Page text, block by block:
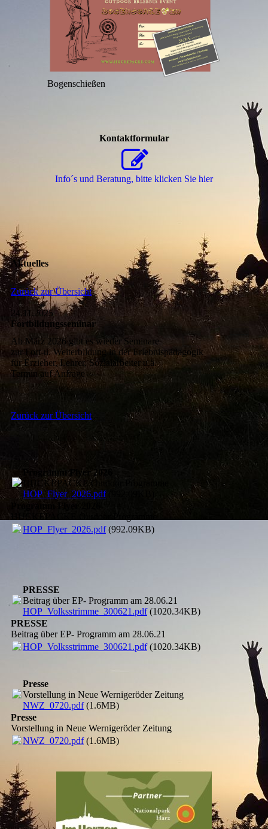
Bogenschießen
Kontaktformular
Info´s und Beratung, bitte klicken Sie hier
Aktuelles
Zurück zur Übersicht
24.11.2025
Fortbildungsseminar
Ab März 2026 gibt es wieder Seminare
zur Fort-u. Weiterbildung in der Erlebnispädagogik
für Erzieher, Lehrer, Sozialarbeiter u.ä.
Termin auf Anfrage
Zurück zur Übersicht
Programm Flyer 2026
HUCKEPACKE Outdoor Programme
HOP_Flyer_2026.pdf(992.09KB)
Programm Flyer 2026
HUCKEPACKE Outdoor Programme
HOP_Flyer_2026.pdf(992.09KB)
PRESSE
Beitrag über EP- Programm am 28.06.21
HOP_Volksstrimme_300621.pdf(1020.34KB)
PRESSE
Beitrag über EP- Programm am 28.06.21
HOP_Volksstrimme_300621.pdf(1020.34KB)
Presse
Vorstellung in Neue Wernigeröder Zeitung
NWZ_0720.pdf(1.6MB)
Presse
Vorstellung in Neue Wernigeröder Zeitung
NWZ_0720.pdf(1.6MB)